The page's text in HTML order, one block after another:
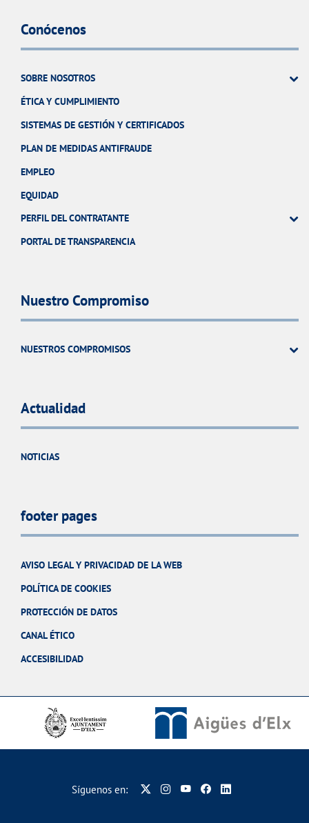
Conócenos
SOBRE NOSOTROS
ÉTICA Y CUMPLIMIENTO
SISTEMAS DE GESTIÓN Y CERTIFICADOS
PLAN DE MEDIDAS ANTIFRAUDE
EMPLEO
EQUIDAD
PERFIL DEL CONTRATANTE
PORTAL DE TRANSPARENCIA
Nuestro Compromiso
NUESTROS COMPROMISOS
Actualidad
NOTICIAS
footer pages
AVISO LEGAL Y PRIVACIDAD DE LA WEB
POLÍTICA DE COOKIES
PROTECCIÓN DE DATOS
CANAL ÉTICO
ACCESIBILIDAD
Síguenos en: